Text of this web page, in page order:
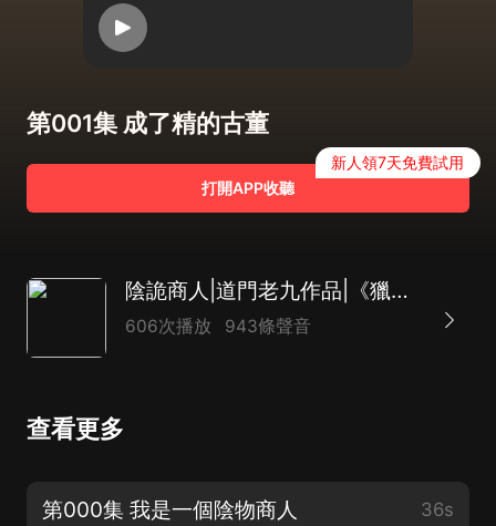
第001集 成了精的古董
打開APP收聽
新人領7天免費試用
陰詭商人|道門老九作品|《獵罪者》同款|陳強演播
606次播放 943條聲音
查看更多
第000集 我是一個陰物商人 36s